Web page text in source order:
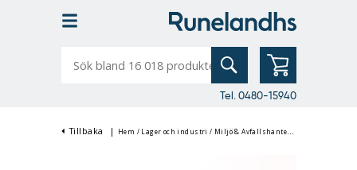
bland
Tel. 0480-15940
Tillbaka | Hem / Lager och industri / Miljö & Avfallshantering